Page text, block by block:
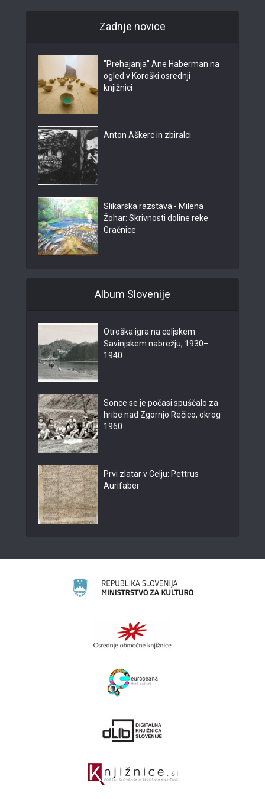
Zadnje novice
"Prehajanja" Ane Haberman na
ogled v Koroški osrednji
knjižnici
Anton Aškerc in zbiralci
Slikarska razstava - Milena
Žohar: Skrivnosti doline reke
Gračnice
Album Slovenije
Otroška igra na celjskem
Savinjskem nabrežju, 1930–
1940
Sonce se je počasi spuščalo za
hribe nad Zgornjo Rečico, okrog
1960
Prvi zlatar v Celju: Pettrus
Aurifaber